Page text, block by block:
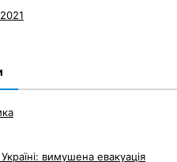
Україні: вимушена евакуація